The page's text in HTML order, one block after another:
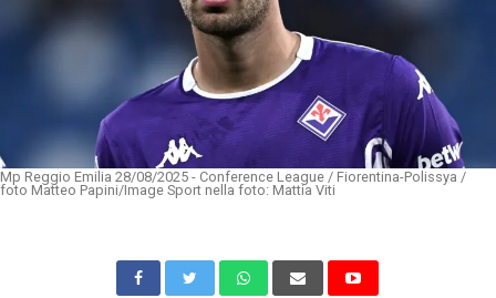
Mp Reggio Emilia 28/08/2025 - Conference League / Fiorentina-Polissya /
foto Matteo Papini/Image Sport nella foto: Mattia Viti